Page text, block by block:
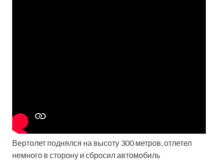
Вертолет поднялся на высоту 300 метров, отлетел
немного в сторону и сбросил автомобиль